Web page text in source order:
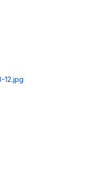
12.jpg